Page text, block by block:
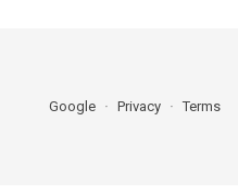
Google Privacy Terms